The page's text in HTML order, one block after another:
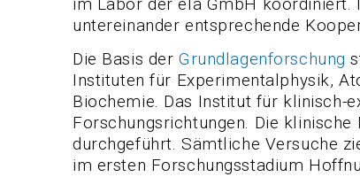
untereinander entsprechende
Die Basis der Grundlagenforschung
Instituten für Experimentalphysik,
Biochemie. Das Institut für klinisch-
Forschungsrichtungen. Die
durchgeführt. Sämtliche Versuche
im ersten Forschungsstadium